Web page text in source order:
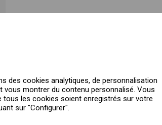
des cookies analytiques, de personnalisation
montrer du contenu personnalisé. Vous
les cookies soient enregistrés sur votre
sur "Configurer".